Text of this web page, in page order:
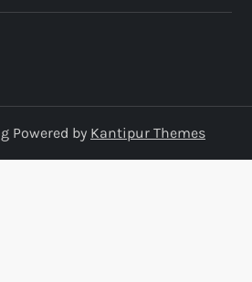
Powered by Kantipur Themes